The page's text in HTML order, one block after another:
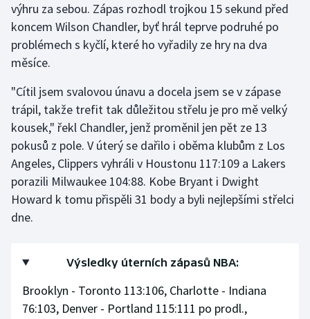
Futsal
Golf
Gymnastika
Házená
Jezdectví
Judo
Krasobruslení
Lyže a snowboard
výhru za sebou. Zápas rozhodl trojkou 15 sekund před
koncem Wilson Chandler, byť hrál teprve podruhé po
problémech s kyčlí, které ho vyřadily ze hry na dva
měsíce.
"Cítil jsem svalovou únavu a docela jsem se v zápase
trápil, takže trefit tak důležitou střelu je pro mě velký
kousek," řekl Chandler, jenž proměnil jen pět ze 13
pokusů z pole. V úterý se dařilo i oběma klubům z Los
Angeles, Clippers vyhráli v Houstonu 117:109 a Lakers
porazili Milwaukee 104:88. Kobe Bryant i Dwight
Howard k tomu přispěli 31 body a byli nejlepšími střelci
dne.
Výsledky úterních zápasů NBA:
Brooklyn - Toronto 113:106, Charlotte - Indiana
76:103, Denver - Portland 115:111 po prodl.,